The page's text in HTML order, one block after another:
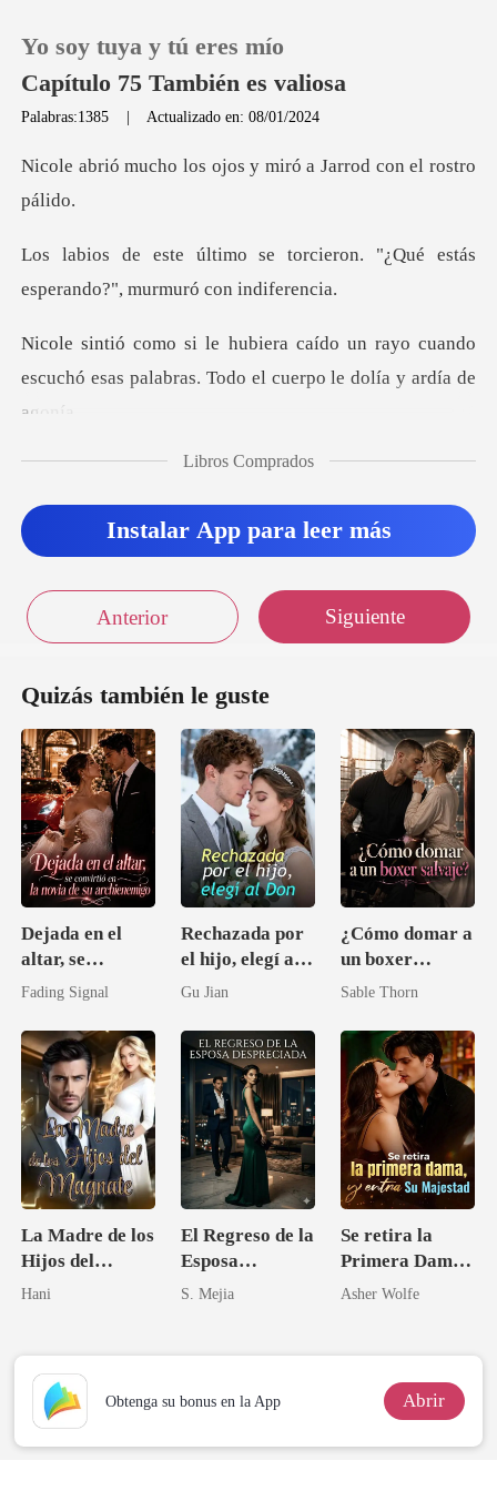
0
Historia
Yo soy tuya y tú eres mío
Capítulo 75 También es valiosa
Palabras:1385 | Actualizado en: 08/01/2024
ojos y miró a Jarrod
orcieron. "¿Qué estás
esperand
n rayo cuando
escuchó esas palabras. Tod
oportable que el abus
Libros Comprados
Instalar App para leer más
Anterior Siguiente
Quizás también le guste
Dejada en el
altar, se
convirtió en la
archienemigo
Fading Signal
Rechazada por
el hijo, elegí al
Don
Gu Jian
¿Cómo domar a
un boxer
salvaje?
Sable Thorn
La Madre de los
Hijos del
Magnate
Hani
El Regreso de la
Esposa
Despreciada
S. Mejia
Se retira la
Primera Dama,
y entra Su
Asher Wolfe
Obtenga su bonus en la App Abrir